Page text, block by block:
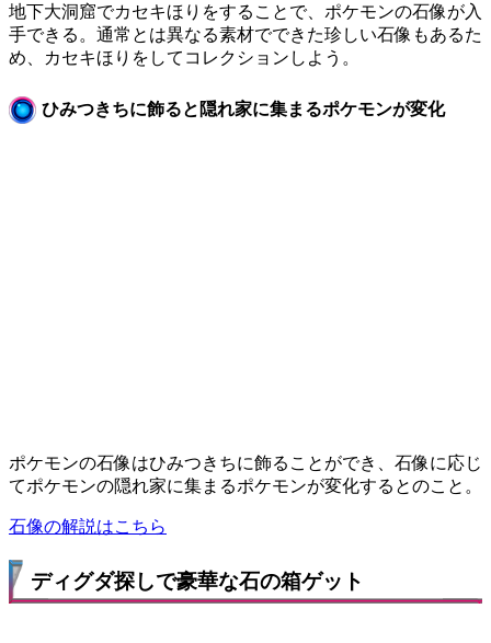
地下大洞窟でカセキほりをすることで、ポケモンの石像が入
手できる。通常とは異なる素材でできた珍しい石像もあるた
め、カセキほりをしてコレクションしよう。
ひみつきちに飾ると隠れ家に集まるポケモンが変化
ポケモンの石像はひみつきちに飾ることができ、石像に応じ
てポケモンの隠れ家に集まるポケモンが変化するとのこと。
石像の解説はこちら
ディグダ探しで豪華な石の箱ゲット